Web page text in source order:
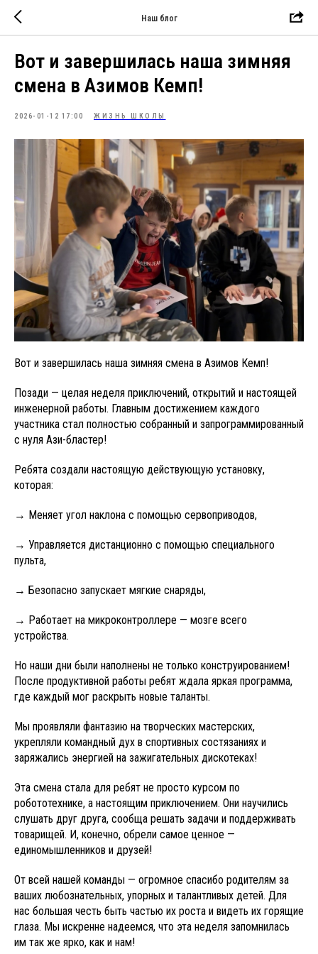
Наш блог
Вот и завершилась наша зимняя
смена в Aзимов Кемп!
2026-01-12 17:00 ЖИЗНЬ ШКОЛЫ
Вот и завершилась наша зимняя смена в Aзимов Кемп!
Позади — целая неделя приключений, открытий и настоящей
инженерной работы. Главным достижением каждого
участника стал полностью собранный и запрограммированный
с нуля Ази-бластер!
Ребята создали настоящую действующую установку,
которая:
→ Меняет угол наклона с помощью сервоприводов,
→ Управляется дистанционно с помощью специального
пульта,
→ Безопасно запускает мягкие снаряды,
→ Работает на микроконтроллере — мозге всего
устройства.
Но наши дни были наполнены не только конструированием!
После продуктивной работы ребят ждала яркая программа,
где каждый мог раскрыть новые таланты.
Мы проявляли фантазию на творческих мастерских,
укрепляли командный дух в спортивных состязаниях и
заряжались энергией на зажигательных дискотеках!
Эта смена стала для ребят не просто курсом по
робототехнике, а настоящим приключением. Они научились
слушать друг друга, сообща решать задачи и поддерживать
товарищей. И, конечно, обрели самое ценное —
единомышленников и друзей!
От всей нашей команды — огромное спасибо родителям за
ваших любознательных, упорных и талантливых детей. Для
нас большая честь быть частью их роста и видеть их горящие
глаза. Мы искренне надеемся, что эта неделя запомнилась
им так же ярко, как и нам!